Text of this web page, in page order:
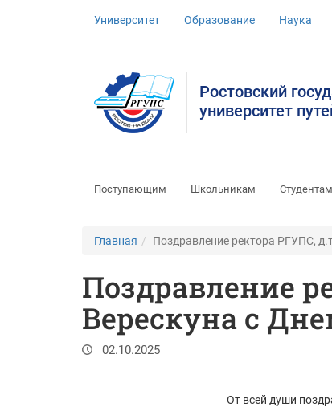
Университет Образование Наука
Ростовский
университет
Поступающим Школьникам Студентам
Главная Поздравление ректора РГУПС,
Поздравление
Верескуна с
02.10.2025
От всей души поздравляю Вас с